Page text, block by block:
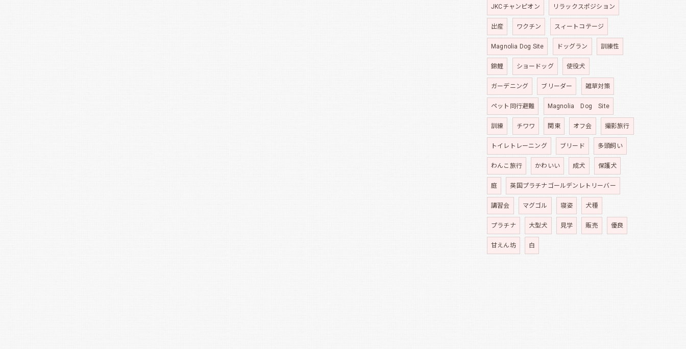
JKCチャンピオン リラックスポジション
出産 ワクチン スィートコテージ
Magnolia Dog Site ドッグラン 訓練性
錦鯉 ショードッグ 使役犬
ガーデニング ブリーダー 雑草対策
ペット同行避難 Magnolia Dog Site
訓練 チワワ 関東 オフ会 撮影旅行
トイレトレーニング ブリード 多頭飼い
わんこ旅行 かわいい 成犬 保護犬
庭 英国プラチナゴールデンレトリーバー
講習会 マグゴル 寝姿 犬種
プラチナ 大型犬 見学 販売 優良
甘えん坊 白